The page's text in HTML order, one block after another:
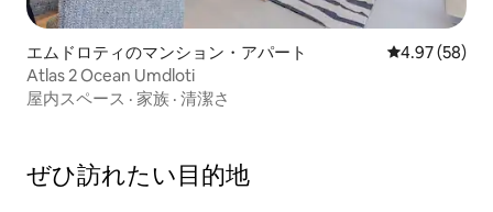
エムドロティのマンション・アパート レビュー58
4.97 (58)
Atlas 2 Ocean Umdloti
屋内スペース · 家族 · 清潔さ
ぜひ訪⁠れ⁠た⁠い目⁠的⁠地